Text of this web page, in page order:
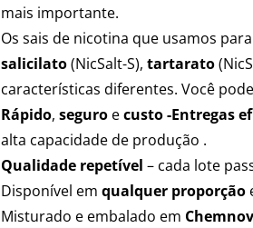
mais importante.
Os sais de nicotina que usamos
salicilato(NicSalt-S), tartarato
características diferentes. Você
Rápido, seguroecusto -Entregas
alta capacidade de produção .
Qualidade repetível – cada lote
Disponível em qualquer proporção
Misturado e embalado em